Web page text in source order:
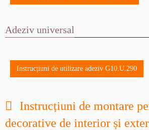
Adeziv universal
Instrucțiuni de utilizare adeziv G10.U.290
Instrucțiuni de montare
decorative de interior și